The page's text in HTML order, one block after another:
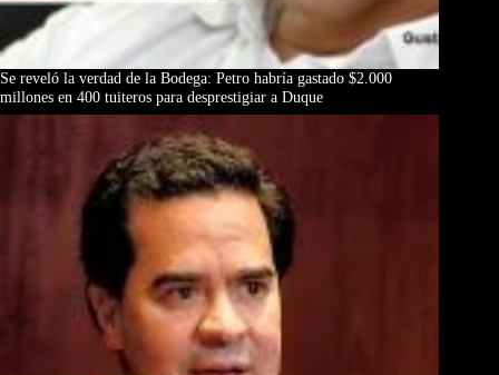
Se reveló la verdad de la Bodega: Petro habría gastado $2.000
millones en 400 tuiteros para desprestigiar a Duque